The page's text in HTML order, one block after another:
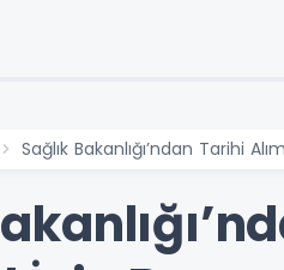
Sağlık Bakanlığı’ndan Tarihi